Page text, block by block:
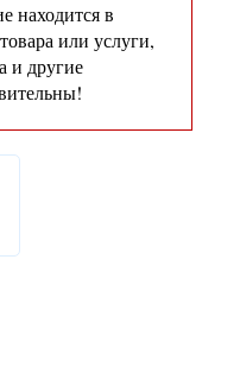
находится в
или услуги,
и другие